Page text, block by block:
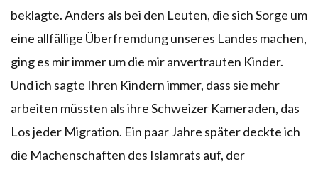
beklagte. Anders als bei den Leuten, die sich Sorge um
eine allfällige Überfremdung unseres Landes machen,
ging es mir immer um die mir anvertrauten Kinder.
Und ich sagte Ihren Kindern immer, dass sie mehr
arbeiten müssten als ihre Schweizer Kameraden, das
Los jeder Migration. Ein paar Jahre später deckte ich
die Machenschaften des Islamrats auf, der